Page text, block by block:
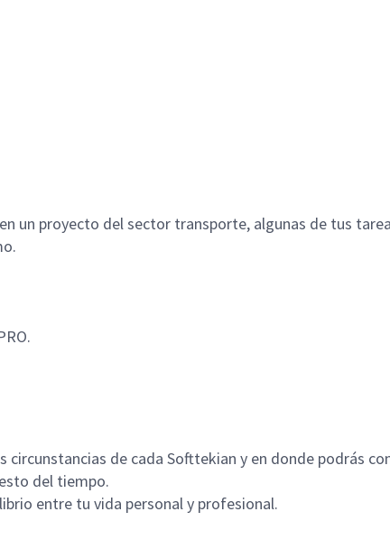
un proyecto del sector transporte, algunas de tus
circunstancias de cada Softtekian y en donde podrás
del tiempo.
entre tu vida personal y profesional.